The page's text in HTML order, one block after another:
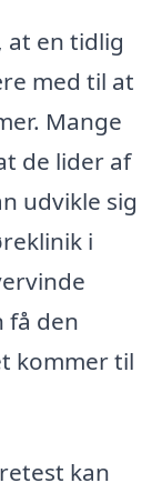
en tidlig
med til at
Mange
de lider af
udvikle sig
i
få den
kommer til
kan